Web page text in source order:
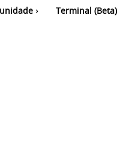
Terminal (Beta)